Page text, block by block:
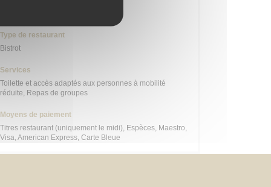
Type de restaurant
Bistrot
Services
Toilette et accès adaptés aux personnes à mobilité
réduite, Repas de groupes
Moyens de paiement
Titres restaurant (uniquement le midi), Espèces, Maestro,
Visa, American Express, Carte Bleue